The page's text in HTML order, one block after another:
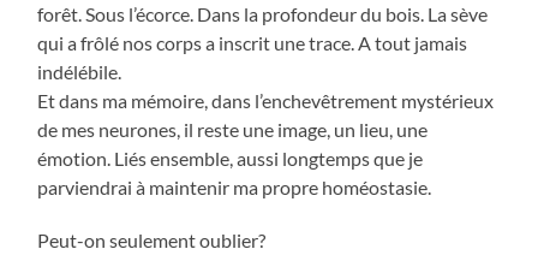
forêt. Sous l’écorce. Dans la profondeur du bois. La sève
qui a frôlé nos corps a inscrit une trace. A tout jamais
indélébile.
Et dans ma mémoire, dans l’enchevêtrement mystérieux
de mes neurones, il reste une image, un lieu, une
émotion. Liés ensemble, aussi longtemps que je
parviendrai à maintenir ma propre homéostasie.
Peut-on seulement oublier?